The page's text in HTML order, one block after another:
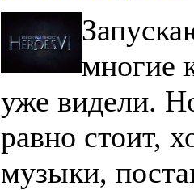
многие
уже видели.
равно стоит,
музыки,